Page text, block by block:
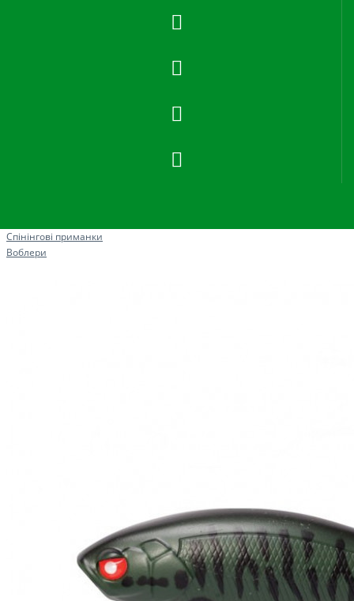
Спінінгові приманки
Воблери